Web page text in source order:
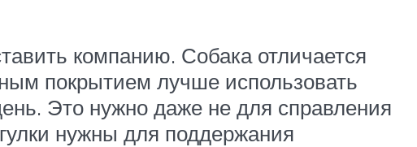
компанию. Собака отличается
покрытием лучше использовать
Это нужно даже не для справления
нужны для поддержания